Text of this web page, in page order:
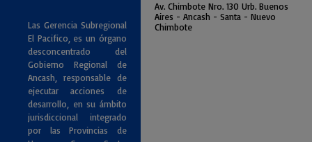
Las Gerencia Subregional
El Pacifico, es un órgano
desconcentrado del
Gobierno Regional de
Ancash, responsable de
ejecutar acciones de
desarrollo, en su ámbito
jurisdiccional integrado
por las Provincias de
Av. Chimbote Nro. 130 Urb. Buenos
Aires - Ancash - Santa - Nuevo
Chimbote